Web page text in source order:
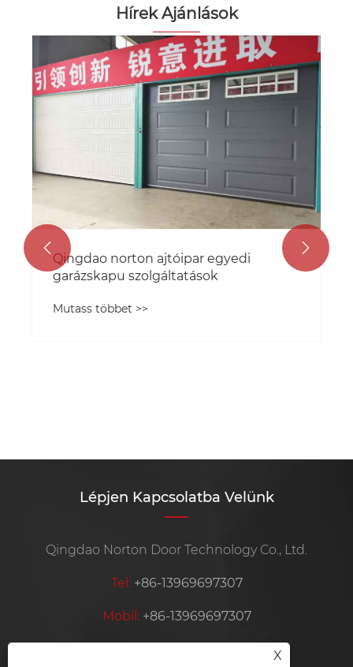
Hírek Ajánlások
Qingdao norton ajtóipar egyedi
garázskapu szolgáltatások
Mutass többet >>
 
Lépjen Kapcsolatba Velünk
Qingdao Norton Door Technology Co., Ltd.
Tel: +86-13969697307
Mobil: +86-13969697307
X